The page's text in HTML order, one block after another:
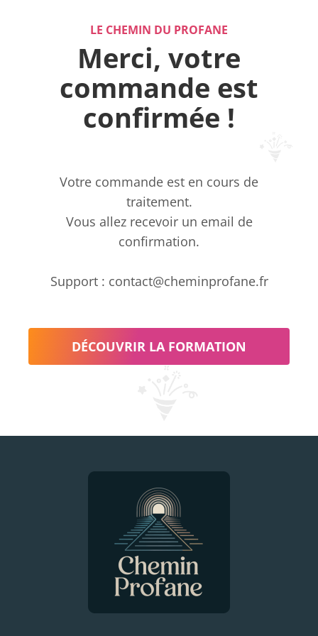
LE CHEMIN DU PROFANE
Merci, votre
commande est
confirmée !
Votre commande est en cours de
traitement.
Vous allez recevoir un email de
confirmation.
Support : contact@cheminprofane.fr
DÉCOUVRIR LA FORMATION